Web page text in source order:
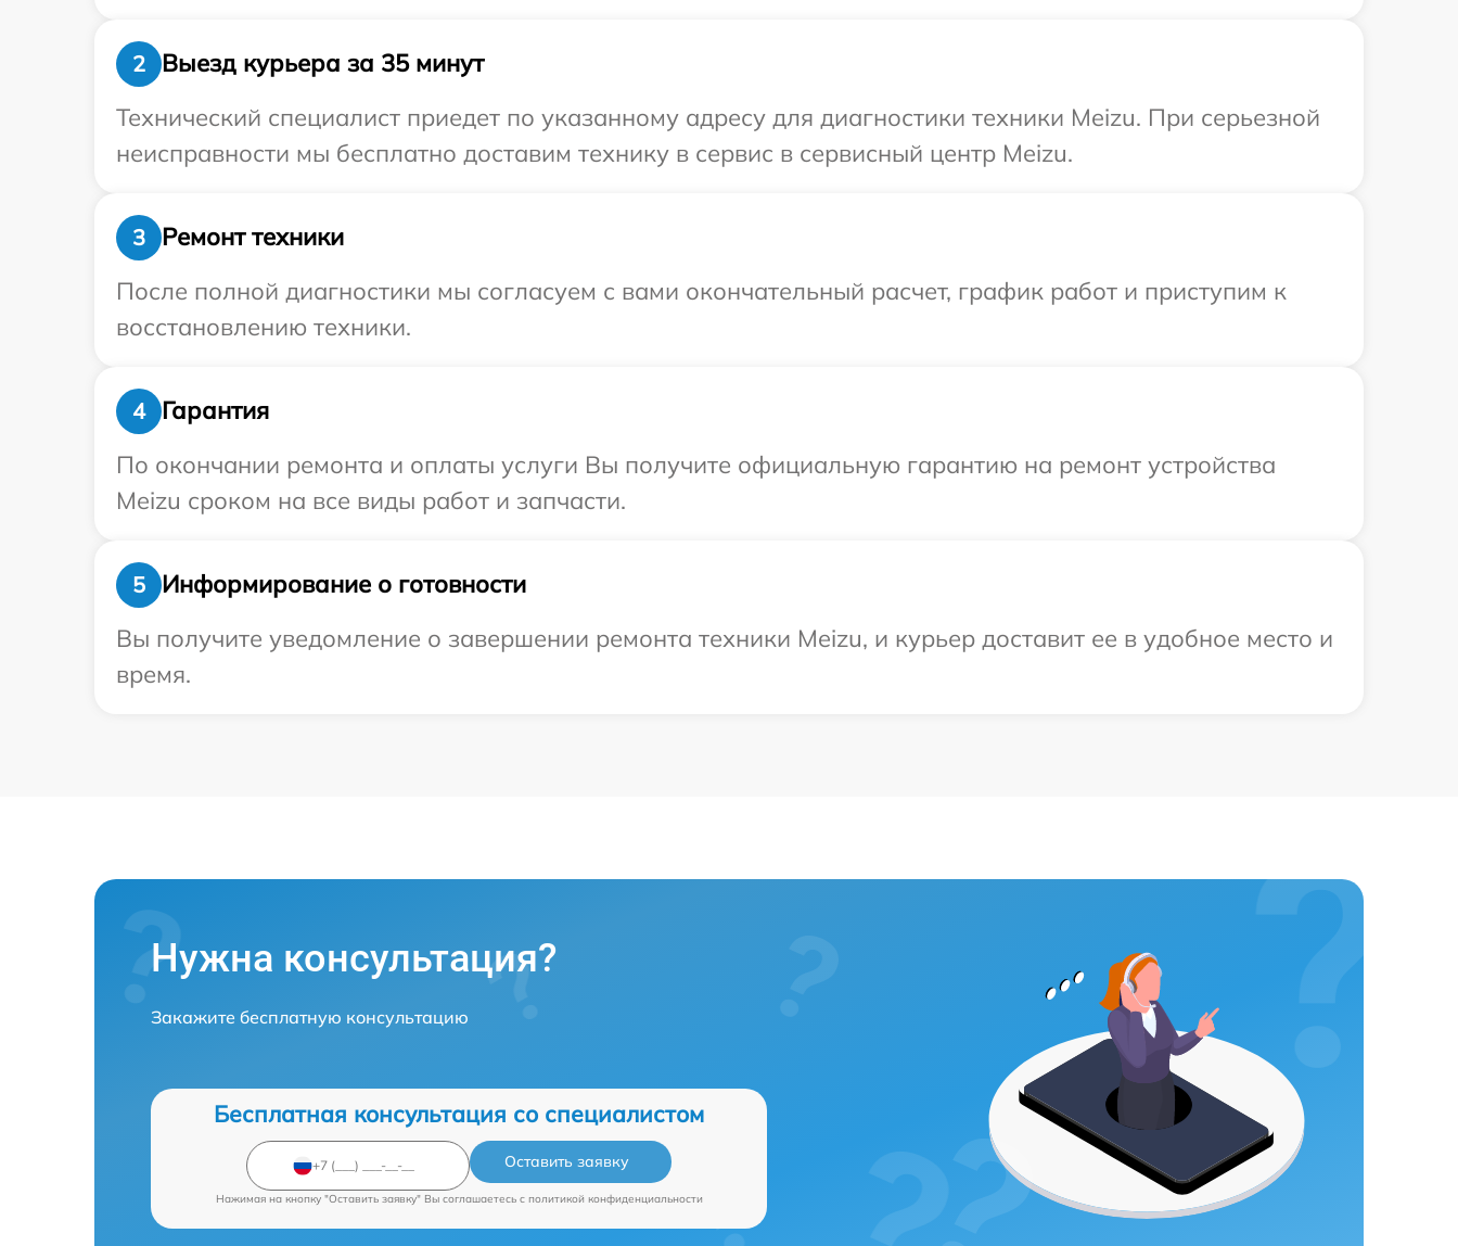
2
Выезд курьера за 35 минут
Технический специалист приедет по указанному адресу для диагностики техники Meizu. При серьезной
неисправности мы бесплатно доставим технику в сервис в сервисный центр Meizu.
3
Ремонт техники
После полной диагностики мы согласуем с вами окончательный расчет, график работ и приступим к
восстановлению техники.
4
Гарантия
По окончании ремонта и оплаты услуги Вы получите официальную гарантию на ремонт устройства
Meizu сроком на все виды работ и запчасти.
5
Информирование о готовности
Вы получите уведомление о завершении ремонта техники Meizu, и курьер доставит ее в удобное место и
время.
Нужна консультация?
Закажите бесплатную консультацию
Бесплатная консультация со специалистом
Оставить заявку
Нажимая на кнопку "Оставить заявку" Вы соглашаетесь c политикой конфиденциальности